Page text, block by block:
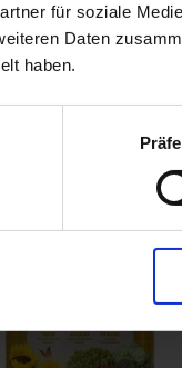
für soziale
Daten
haben.
7000835-01-cfg